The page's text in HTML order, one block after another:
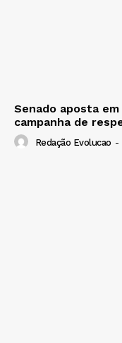
Senado aposta
campanha de
Redação Evolucao -